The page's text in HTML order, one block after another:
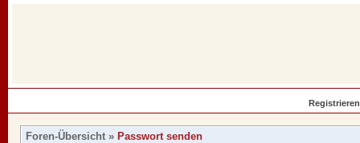
Registrieren
Foren-Übersicht » Passwort senden